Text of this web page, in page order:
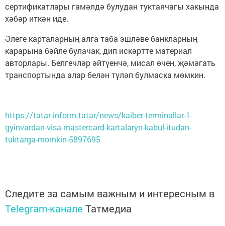
сертификатлары гамәлдә булудан туктаячагы хакында
хәбәр иткән иде.
Әлеге карталарның алга таба эшләве банкларның
карарына бәйле булачак, дип искәртте материал
авторлары. Белгечләр әйтүенчә, мисал өчен, җәмәгать
транспортында алар белән түләп булмаска мөмкин.
https://tatar-inform.tatar/news/kaiber-terminallar-1-
gyinvardan-visa-mastercard-kartalaryn-kabul-itudan-
tuktarga-momkin-5897695
Следите за самым важным и интересным в
Telegram-канале Татмедиа